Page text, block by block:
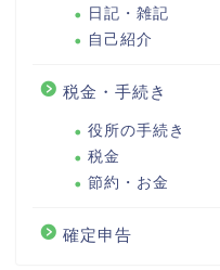
日記・雑記
自己紹介
税金・手続き
役所の手続き
税金
節約・お金
確定申告